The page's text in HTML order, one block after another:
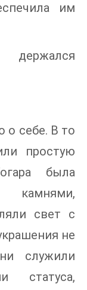
им
держался
о себе. В то
простую
была
камнями,
свет с
не
служили
статуса,